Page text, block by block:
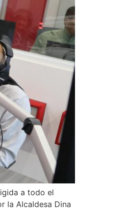
a todo el
la Alcaldesa Dina